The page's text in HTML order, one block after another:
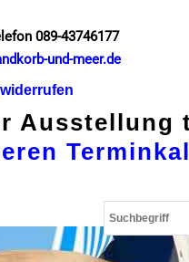
089-43746177
und-meer.de
Ausstellung